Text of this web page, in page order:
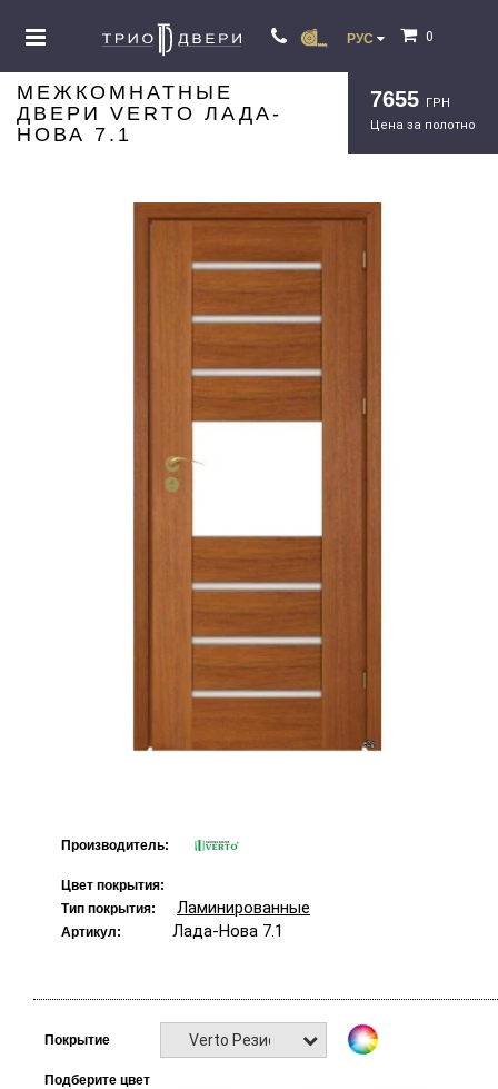
РУС 0
МЕЖКОМНАТНЫЕ
ДВЕРИ VERTO ЛАДА-
НОВА 7.1
7655 ГРН
Цена за полотно
Производитель:
Цвет покрытия:
Тип покрытия:
Ламинированные
Артикул: Лада-Нова 7.1
Покрытие Verto Резист
Подберите цвет